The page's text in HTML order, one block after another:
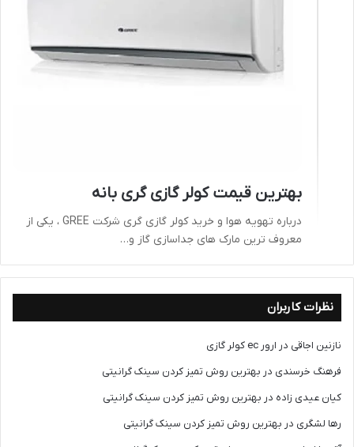
بهترین قیمت کولر گازی گری بانه
درباره تهویه هوا و خرید کولر گازی گری شرکت GREE ، یکی از
معروف ترین مارک های جداسازی گاز و…
نظرات کاربران
نازنین اجاقی در ارور ec کولر گازی
فرهنگ خرسندی در بهترین روش تمیز کردن سینک گرانیتی
کیان عیدی زاده در بهترین روش تمیز کردن سینک گرانیتی
رها لشگری در بهترین روش تمیز کردن سینک گرانیتی